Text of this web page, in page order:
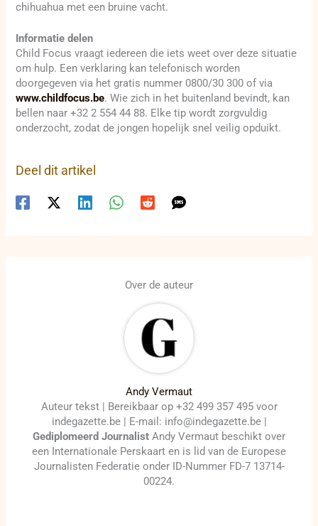
chihuahua met een bruine vacht.
Informatie delen
Child Focus vraagt iedereen die iets weet over deze situatie
om hulp. Een verklaring kan telefonisch worden
doorgegeven via het gratis nummer 0800/30 300 of via
www.childfocus.be. Wie zich in het buitenland bevindt, kan
bellen naar +32 2 554 44 88. Elke tip wordt zorgvuldig
onderzocht, zodat de jongen hopelijk snel veilig opduikt.
Deel dit artikel
Over de auteur
Andy Vermaut
Auteur tekst | Bereikbaar op +32 499 357 495 voor
indegazette.be | E-mail: info@indegazette.be |
Gediplomeerd Journalist Andy Vermaut beschikt over
een Internationale Perskaart en is lid van de Europese
Journalisten Federatie onder ID-Nummer FD-7 13714-
00224.